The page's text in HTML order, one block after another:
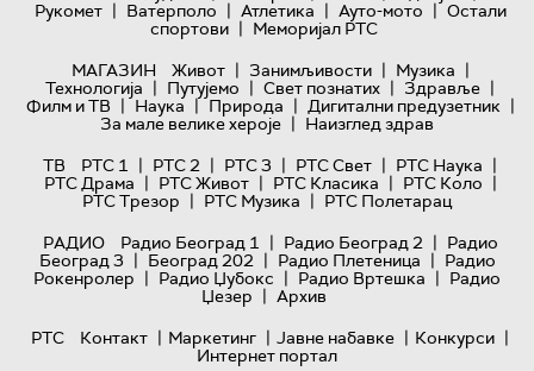
Рукомет | Ватерполо | Атлетика | Ауто-мото | Остали
спортови | Меморијал РТС
МАГАЗИН
Живот | Занимљивости | Музика |
Технологијa | Путујемо | Свет познатих | Здравље |
Филм и ТВ | Наука | Природа | Дигитални предузетник |
За мале велике хероје | Наизглед здрав
ТВ
РТС 1 | РТС 2 | РТС 3 | РТС Свет | РТС Наука |
РТС Драма | РТС Живот | РТС Класика | РТС Коло |
РТС Трезор | РТС Музика | РТС Полетарац
РАДИО
Радио Београд 1 | Радио Београд 2 | Радио
Београд 3 | Београд 202 | Радио Плетеница | Радио
Рокенролер | Радио Џубокс | Радио Вртешка | Радио
Џезер | Архив
РТС
Контакт | Маркетинг | Јавне набавке | Конкурси |
Интернет портал